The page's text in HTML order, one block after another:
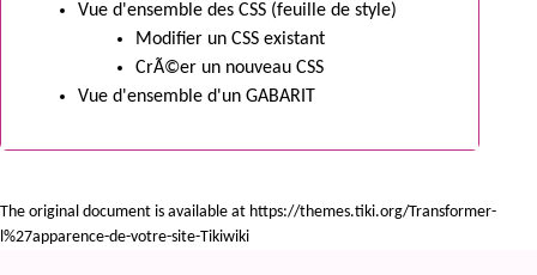
Vue d'ensemble des CSS (feuille de style)
Modifier un CSS existant
CrÃ©er un nouveau CSS
Vue d'ensemble d'un GABARIT
The original document is available at https://themes.tiki.org/Transformer-
l%27apparence-de-votre-site-Tikiwiki